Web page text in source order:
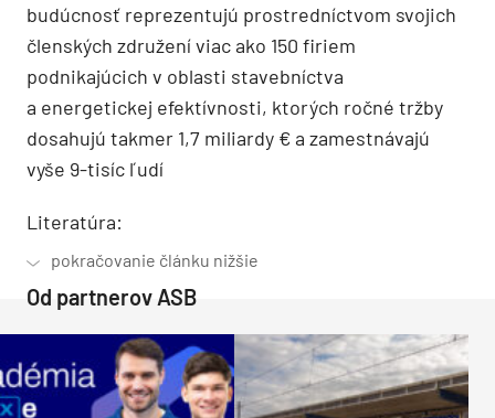
budúcnosť reprezentujú prostredníctvom svojich
členských združení viac ako 150 firiem
podnikajúcich v oblasti stavebníctva
a energetickej efektívnosti, ktorých ročné tržby
dosahujú takmer 1,7 miliardy € a zamestnávajú
vyše 9-tisíc ľudí
Literatúra:
Od partnerov ASB